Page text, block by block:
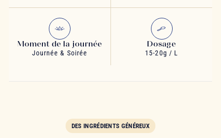
Moment de la journée
Journée & Soirée
Dosage
15-20g / L
DES INGRÉDIENTS GÉNÉREUX